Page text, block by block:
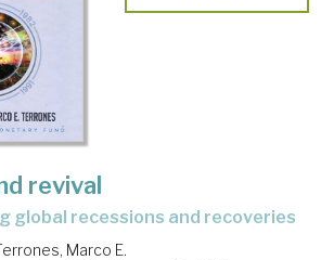
revival
global recessions and recoveries
Marco E.